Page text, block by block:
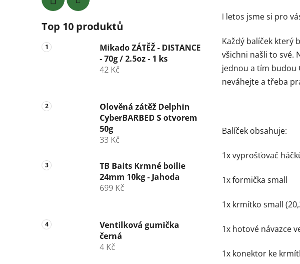
Top 10 produktů
Mikado ZÁTĚŽ - DISTANCE
- 70g / 2.5oz - 1 ks
42 Kč
Olověná zátěž Delphin
CyberBARBED S otvorem
50g
33 Kč
TB Baits Krmné boilie
24mm 10kg - Jahoda
699 Kč
Ventilková gumička
černá
4 Kč
I letos jsme si pro
Každý balíček který
všichni našli to své.
jednou a tím budou
neváhejte a třeba
Balíček obsahuje:
1x vyprošťovač
1x formička small
1x krmítko small
1x hotové návazce
1x konektor ke